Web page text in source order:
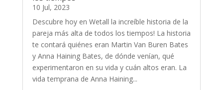
10 Jul, 2023
Descubre hoy en Wetall la increíble historia de la
pareja más alta de todos los tiempos! La historia
te contará quiénes eran Martin Van Buren Bates
y Anna Haining Bates, de dónde venían, qué
experimentaron en su vida y cuán altos eran. La
vida temprana de Anna Haining...